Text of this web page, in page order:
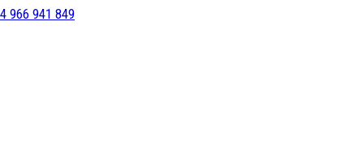
966 941 849